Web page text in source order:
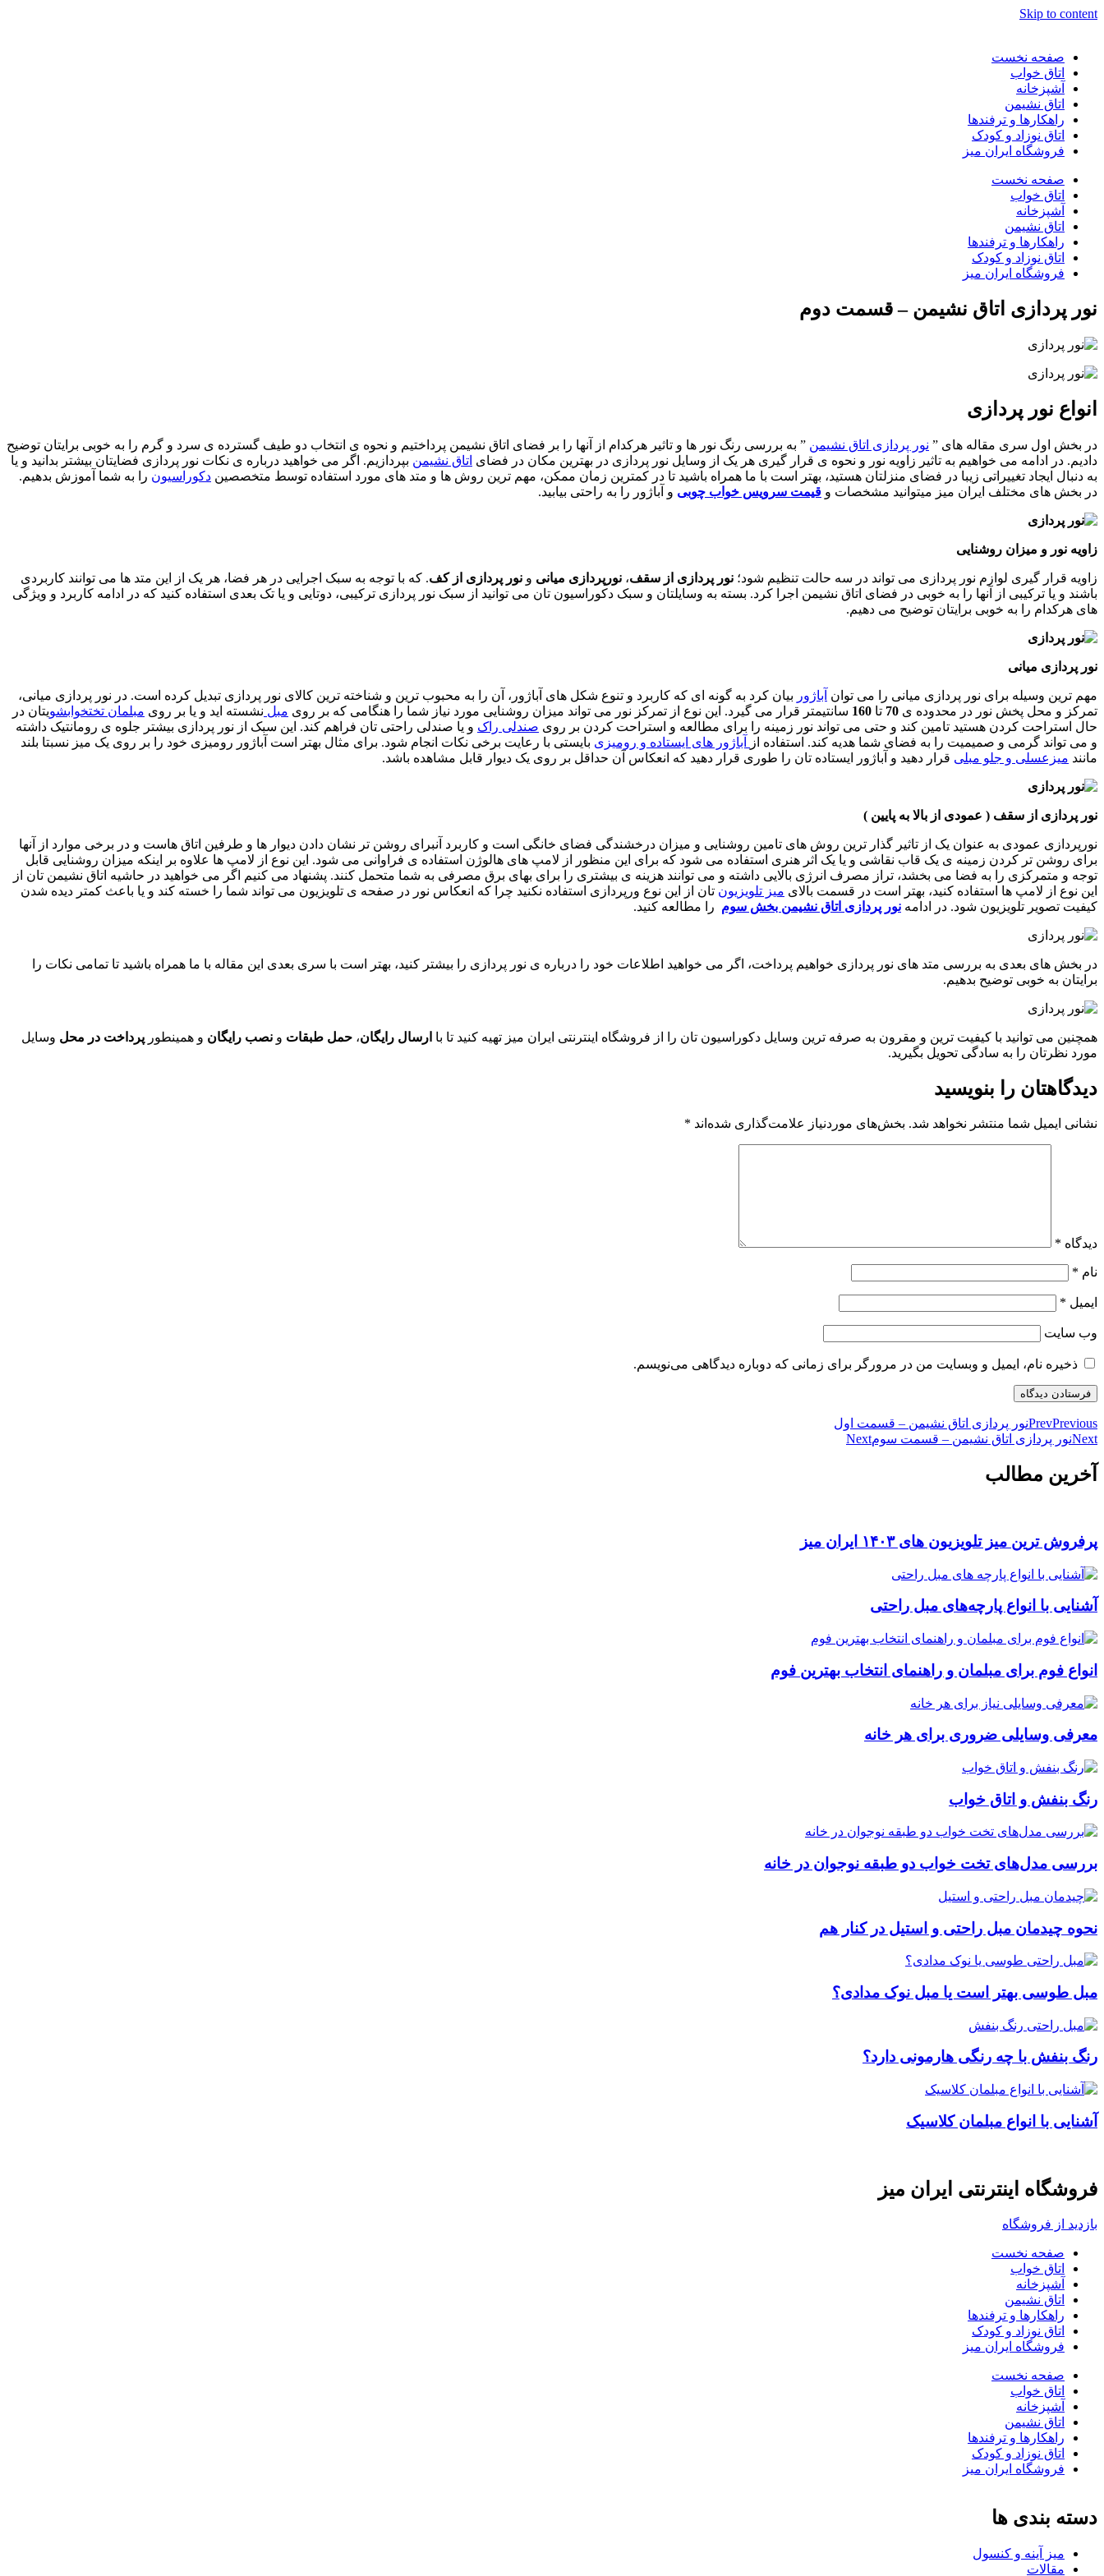
Skip to content
صفحه نخست
اتاق خواب
آشپزخانه
اتاق نشیمن
راهکارها و ترفندها
اتاق نوزاد و کودک
فروشگاه ایران میز
صفحه نخست
اتاق خواب
آشپزخانه
اتاق نشیمن
راهکارها و ترفندها
اتاق نوزاد و کودک
فروشگاه ایران میز
نور پردازی اتاق نشیمن – قسمت دوم
انواع نور پردازی
در بخش اول سری مقاله های ” نور پردازی اتاق نشیمن ” به بررسی رنگ نور ها و تاثیر هرکدام از آنها را بر فضای اتاق نشیمن پرداختیم و نحوه ی انتخاب دو طیف گسترده ی سرد و گرم را به خوبی برایتان توضیح
دادیم. در ادامه می خواهیم به تاثیر زاویه نور و نحوه ی قرار گیری هر یک از وسایل نور پردازی در بهترین مکان در فضای اتاق نشیمن بپردازیم. اگر می خواهید درباره ی نکات نور پردازی فضایتان بیشتر بدانید و یا
به دنبال ایجاد تغییراتی زیبا در فضای منزلتان هستید، بهتر است با ما همراه باشید تا در کمترین زمان ممکن، مهم ترین روش ها و متد های مورد استفاده توسط متخصصین دکوراسیون را به شما آموزش بدهیم.
در بخش های مختلف ایران میز میتوانید مشخصات و قیمت سرویس خواب چوبی و آباژور را به راحتی بیابید.
زاویه نور و میزان روشنایی
زاویه قرار گیری لوازم نور پردازی می تواند در سه حالت تنظیم شود؛ نور پردازی از سقف، نورپردازی میانی و نور پردازی از کف. که با توجه به سبک اجرایی در هر فضا، هر یک از این متد ها می توانند کاربردی
باشند و یا ترکیبی از آنها را به خوبی در فضای اتاق نشیمن اجرا کرد. بسته به وسایلتان و سبک دکوراسیون تان می توانید از سبک نور پردازی ترکیبی، دوتایی و یا تک بعدی استفاده کنید که در ادامه کاربرد و ویژگی
های هرکدام را به خوبی برایتان توضیح می دهیم.
نور پردازی میانی
مهم ترین وسیله برای نور پردازی میانی را می توان آباژور بیان کرد به گونه ای که کاربرد و تنوع شکل های آباژور، آن را به محبوب ترین و شناخته ترین کالای نور پردازی تبدیل کرده است. در نور پردازی میانی،
تمرکز و محل پخش نور در محدوده ی 70 تا 160 سانتیمتر قرار می گیرد. این نوع از تمرکز نور می تواند میزان روشنایی مورد نیاز شما را هنگامی که بر روی مبل نشسته اید و یا بر روی مبلمان تختخوابشویتان در
حال استراحت کردن هستید تامین کند و حتی می تواند نور زمینه را برای مطالعه و استراحت کردن بر روی صندلی راک و یا صندلی راحتی تان فراهم کند. این سبک از نور پردازی بیشتر جلوه ی رومانتیک داشته
و می تواند گرمی و صمیمیت را به فضای شما هدیه کند. استفاده از
آباژور های ایستاده و رومیزی بایستی با رعایت برخی نکات انجام شود. برای مثال بهتر است آباژور رومیزی خود را بر روی یک میز نسبتا بلند
مانند میزعسلی و جلو مبلی قرار دهید و آباژور ایستاده تان را طوری قرار دهید که انعکاس آن حداقل بر روی یک دیوار قابل مشاهده باشد.
نور پردازی از سقف ( عمودی از بالا به پایین )
نورپردازی عمودی به عنوان یک از تاثیر گذار ترین روش های تامین روشنایی و میزان درخشندگی فضای خانگی است و کاربرد آنبرای روشن تر نشان دادن دیوار ها و طرفین اتاق هاست و در برخی موارد از آنها
برای روشن تر کردن زمینه ی یک قاب نقاشی و یا یک اثر هنری استفاده می شود که برای این منظور از لامپ های هالوژن استفاده ی فراوانی می شود. این نوع از لامپ ها علاوه بر اینکه میزان روشنایی قابل
توجه و متمرکزی را به فضا می بخشد، تراز مصرف انرژی بالایی داشته و می توانند هزینه ی بیشتری را برای بهای برق مصرفی به شما متحمل کنند. پشنهاد می کنیم اگر می خواهید در حاشیه اتاق نشیمن تان از
این نوع از لامپ ها استفاده کنید، بهتر است در قسمت بالای میز تلویزیون تان از این نوع ورپردازی استفاده نکنید چرا که انعکاس نور در صفحه ی تلویزیون می تواند شما را خسته کند و یا باعث کمتر دیده شدن
کیفیت تصویر تلویزیون شود. در ادامه نور پردازی اتاق نشیمن بخش سوم را مطالعه کنید.
در بخش های بعدی به بررسی متد های نور پردازی خواهیم پرداخت، اگر می خواهید اطلاعات خود را درباره ی نور پردازی را بیشتر کنید، بهتر است با سری بعدی این مقاله با ما همراه باشید تا تمامی نکات را
برایتان به خوبی توضیح بدهیم.
همچنین می توانید با کیفیت ترین و مقرون به صرفه ترین وسایل دکوراسیون تان را از فروشگاه اینترنتی ایران میز تهیه کنید تا با ارسال رایگان، حمل طبقات و نصب رایگان و همینطور پرداخت در محل وسایل
مورد نظرتان را به سادگی تحویل بگیرید.
دیدگاهتان را بنویسید
نشانی ایمیل شما منتشر نخواهد شد. بخش‌های موردنیاز علامت‌گذاری شده‌اند *
دیدگاه *
نام *
ایمیل *
وب‌ سایت
ذخیره نام، ایمیل و وبسایت من در مرورگر برای زمانی که دوباره دیدگاهی می‌نویسم.
PrevPrevious
نور پردازی اتاق نشیمن – قسمت اول
Nextنور پردازی اتاق نشیمن – قسمت سومNext
آخرین مطالب
پرفروش ترین میز تلویزیون های ۱۴۰۳ ایران میز
آشنایی با انواع پارچه‌های مبل راحتی
انواع فوم برای مبلمان و راهنمای انتخاب بهترین فوم
معرفی وسایلی ضروری برای هر خانه
رنگ بنفش و اتاق خواب
بررسی مدل‌های تخت خواب دو طبقه نوجوان در خانه
نحوه چیدمان مبل راحتی و استیل در کنار هم
مبل طوسی بهتر است یا مبل نوک مدادی؟
رنگ بنفش با چه رنگی هارمونی دارد؟
آشنایی با انواع مبلمان کلاسیک
فروشگاه اینترنتی ایران میز
بازدید از فروشگاه
صفحه نخست
اتاق خواب
آشپزخانه
اتاق نشیمن
راهکارها و ترفندها
اتاق نوزاد و کودک
فروشگاه ایران میز
صفحه نخست
اتاق خواب
آشپزخانه
اتاق نشیمن
راهکارها و ترفندها
اتاق نوزاد و کودک
فروشگاه ایران میز
دسته بندی ها
میز آینه و کنسول
مقالات